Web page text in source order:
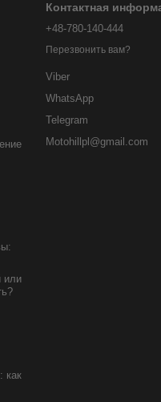
или
как
Контактная
+48-780-140-444
Перезвонить вам?
Viber
WhatsApp
Telegram
Motohillpl@gmail.com